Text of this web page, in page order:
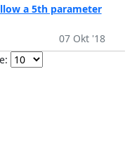
a 5th parameter
07 Okt '18